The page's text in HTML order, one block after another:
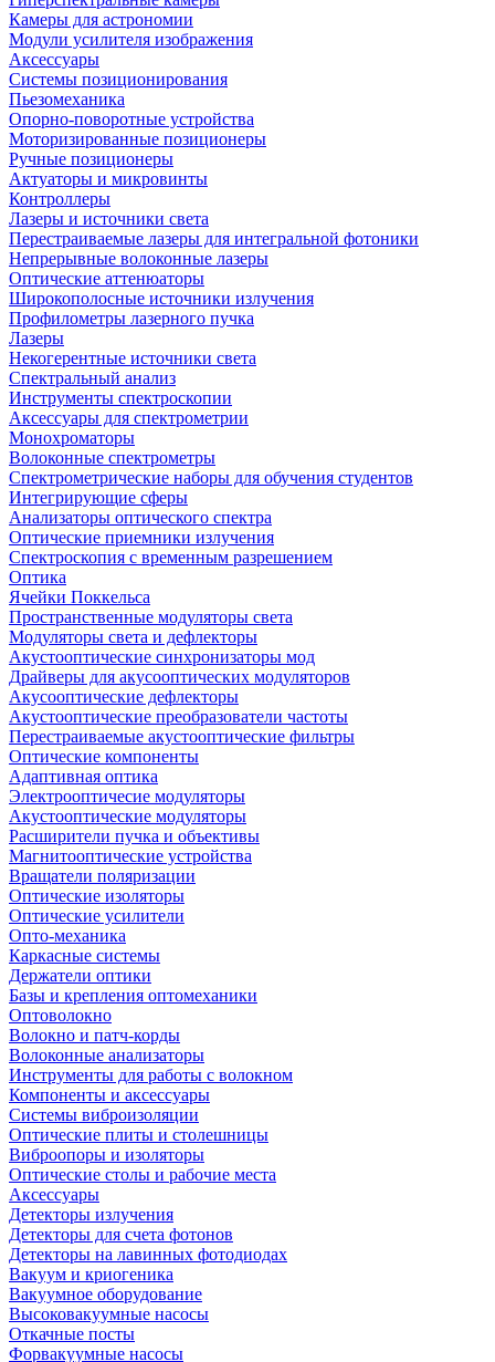
Камеры для астрономии
Модули усилителя изображения
Аксессуары
Системы позиционирования
Пьезомеханика
Опорно-поворотные устройства
Моторизированные позиционеры
Ручные позиционеры
Актуаторы и микровинты
Контроллеры
Лазеры и источники света
Перестраиваемые лазеры для интегральной фотоники
Непрерывные волоконные лазеры
Оптические аттенюаторы
Широкополосные источники излучения
Профилометры лазерного пучка
Лазеры
Некогерентные источники света
Спектральный анализ
Инструменты спектроскопии
Аксессуары для спектрометрии
Монохроматоры
Волоконные спектрометры
Спектрометрические наборы для обучения студентов
Интегрирующие сферы
Анализаторы оптического спектра
Оптические приемники излучения
Спектроскопия с временным разрешением
Оптика
Ячейки Поккельса
Пространственные модуляторы света
Модуляторы света и дефлекторы
Акустооптические синхронизаторы мод
Драйверы для акусооптических модуляторов
Акусооптические дефлекторы
Акустооптические преобразователи частоты
Перестраиваемые акустооптические фильтры
Оптические компоненты
Адаптивная оптика
Электрооптичесие модуляторы
Акустооптические модуляторы
Расширители пучка и объективы
Магнитооптические устройства
Вращатели поляризации
Оптические изоляторы
Оптические усилители
Опто-механика
Каркасные системы
Держатели оптики
Базы и крепления оптомеханики
Оптоволокно
Волокно и патч-корды
Волоконные анализаторы
Инструменты для работы с волокном
Компоненты и аксессуары
Системы виброизоляции
Оптические плиты и столешницы
Виброопоры и изоляторы
Оптические столы и рабочие места
Аксессуары
Детекторы излучения
Детекторы для счета фотонов
Детекторы на лавинных фотодиодах
Вакуум и криогеника
Вакуумное оборудование
Высоковакуумные насосы
Откачные посты
Форвакуумные насосы